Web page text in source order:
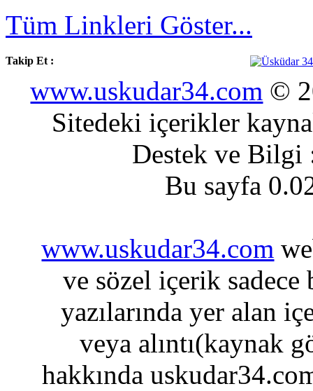
Tüm Linkleri Göster...
Takip Et :
www.uskudar34.com ©
Sitedeki içerikler
Destek ve
Bu sayfa
www.uskudar34.com
ve sözel içerik sadece
yazılarında yer alan
veya alıntı(kaynak
hakkında